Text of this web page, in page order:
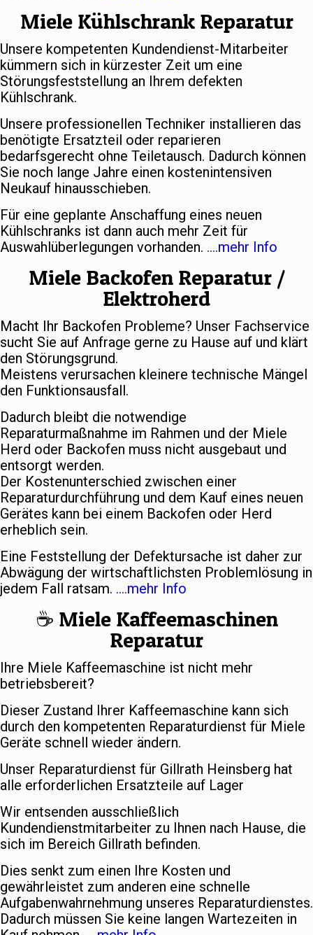
Miele Kühlschrank Reparatur
Unsere kompetenten Kundendienst-Mitarbeiter
kümmern sich in kürzester Zeit um eine
Störungsfeststellung an Ihrem defekten
Kühlschrank.
Unsere professionellen Techniker installieren das
benötigte Ersatzteil oder reparieren
bedarfsgerecht ohne Teiletausch. Dadurch können
Sie noch lange Jahre einen kostenintensiven
Neukauf hinausschieben.
Für eine geplante Anschaffung eines neuen
Kühlschranks ist dann auch mehr Zeit für
Auswahlüberlegungen vorhanden. ….mehr Info
Miele Backofen Reparatur /
Elektroherd
Macht Ihr Backofen Probleme? Unser Fachservice
sucht Sie auf Anfrage gerne zu Hause auf und klärt
den Störungsgrund.
Meistens verursachen kleinere technische Mängel
den Funktionsausfall.
Dadurch bleibt die notwendige
Reparaturmaßnahme im Rahmen und der Miele
Herd oder Backofen muss nicht ausgebaut und
entsorgt werden.
Der Kostenunterschied zwischen einer
Reparaturdurchführung und dem Kauf eines neuen
Gerätes kann bei einem Backofen oder Herd
erheblich sein.
Eine Feststellung der Defektursache ist daher zur
Abwägung der wirtschaftlichsten Problemlösung in
jedem Fall ratsam. ….mehr Info
☕️ Miele Kaffeemaschinen
Reparatur
Ihre Miele Kaffeemaschine ist nicht mehr
betriebsbereit?
Dieser Zustand Ihrer Kaffeemaschine kann sich
durch den kompetenten Reparaturdienst für Miele
Geräte schnell wieder ändern.
Unser Reparaturdienst für Gillrath Heinsberg hat
alle erforderlichen Ersatzteile auf Lager
Wir entsenden ausschließlich
Kundendienstmitarbeiter zu Ihnen nach Hause, die
sich im Bereich Gillrath befinden.
Dies senkt zum einen Ihre Kosten und
gewährleistet zum anderen eine schnelle
Aufgabenwahrnehmung unseres Reparaturdienstes.
Dadurch müssen Sie keine langen Wartezeiten in